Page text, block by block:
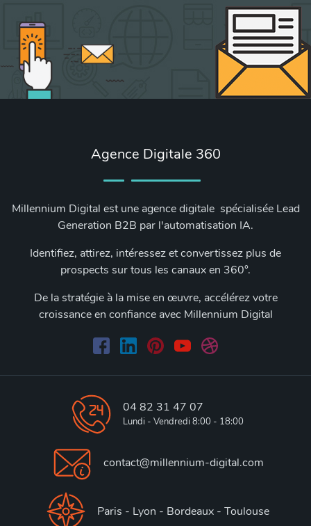
Agence Digitale 360
Millennium Digital est une agence digitale spécialisée Lead
Generation B2B par l'automatisation IA.
Identifiez, attirez, intéressez et convertissez plus de
prospects sur tous les canaux en 360°.
De la stratégie à la mise en œuvre, accélérez votre
croissance en confiance avec Millennium Digital
04 82 31 47 07
Lundi - Vendredi 8:00 - 18:00
contact@millennium-digital.com
Paris - Lyon - Bordeaux - Toulouse